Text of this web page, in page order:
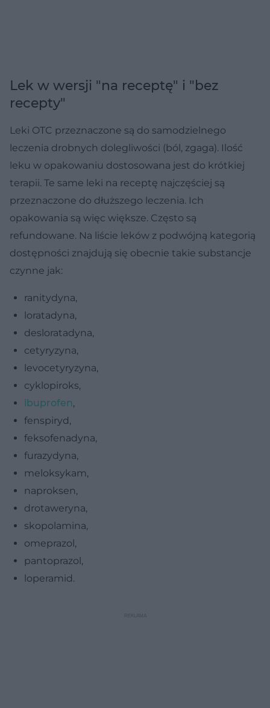
Lek w wersji "na receptę" i "bez
recepty"
Leki OTC przeznaczone są do samodzielnego
leczenia drobnych dolegliwości (ból, zgaga). Ilość
leku w opakowaniu dostosowana jest do krótkiej
terapii. Te same leki na receptę najczęściej są
przeznaczone do dłuższego leczenia. Ich
opakowania są więc większe. Często są
refundowane. Na liście leków z podwójną kategorią
dostępności znajdują się obecnie takie substancje
czynne jak:
ranitydyna,
loratadyna,
desloratadyna,
cetyryzyna,
levocetyryzyna,
cyklopiroks,
ibuprofen,
fenspiryd,
feksofenadyna,
furazydyna,
meloksykam,
naproksen,
drotaweryna,
skopolamina,
omeprazol,
pantoprazol,
loperamid.